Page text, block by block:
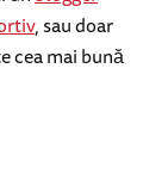
, sau doar
cea mai bună